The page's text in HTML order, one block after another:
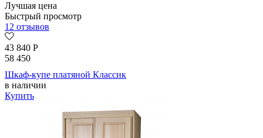
Лучшая цена
Быстрый просмотр
12 отзывов
43 840 Р
58 450
Шкаф-купе платяной Классик
в наличии
Купить